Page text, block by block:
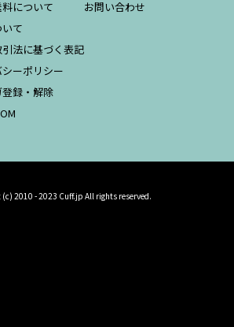
について
て
法に基づく表記
ーポリシー
録・解除
お問い合わせ
2010 - 2023 Cuff.jp All rights reserved.